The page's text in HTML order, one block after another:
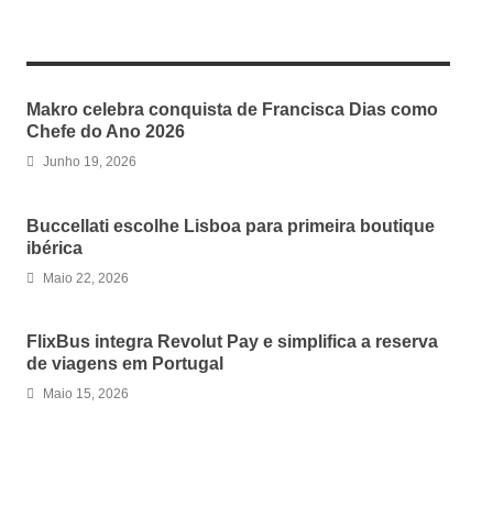
Makro celebra conquista de Francisca Dias como
Chefe do Ano 2026
Junho 19, 2026
Buccellati escolhe Lisboa para primeira boutique
ibérica
Maio 22, 2026
FlixBus integra Revolut Pay e simplifica a reserva
de viagens em Portugal
Maio 15, 2026